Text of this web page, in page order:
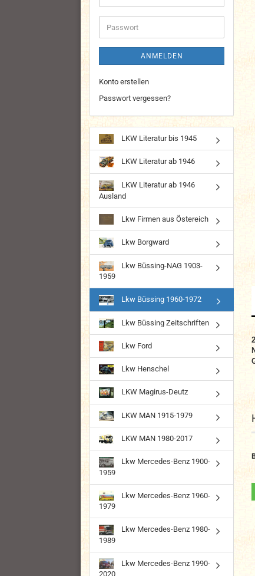
2
N
Mail-
Adresse
Passwort
ANMELDEN
Konto erstellen
Passwort vergessen?
LKW Literatur bis 1945
LKW Literatur ab 1946
LKW Literatur ab 1946
Ausland
Lkw Firmen aus Östereich
Lkw Borgward
Lkw Büssing-NAG 1903-
1959
Lkw Büssing 1960-1972
Lkw Büssing Zeitschriften
Lkw Ford
Lkw Henschel
LKW Magirus-Deutz
LKW MAN 1915-1979
LKW MAN 1980-2017
Lkw Mercedes-Benz 1900-
1959
Lkw Mercedes-Benz 1960-
1979
Lkw Mercedes-Benz 1980-
1989
Lkw Mercedes-Benz 1990-
2020